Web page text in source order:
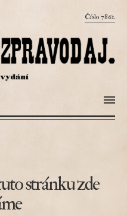
Číslo 7861.
stránku zde